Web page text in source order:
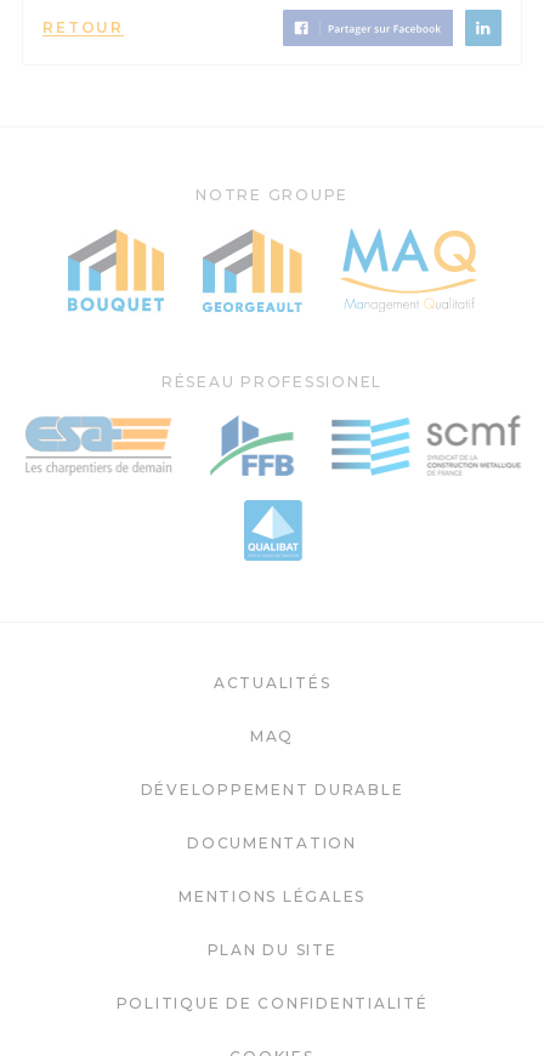
RETOUR
NOTRE GROUPE
RÉSEAU PROFESSIONEL
ACTUALITÉS
MAQ
DÉVELOPPEMENT DURABLE
DOCUMENTATION
MENTIONS LÉGALES
PLAN DU SITE
POLITIQUE DE CONFIDENTIALITÉ